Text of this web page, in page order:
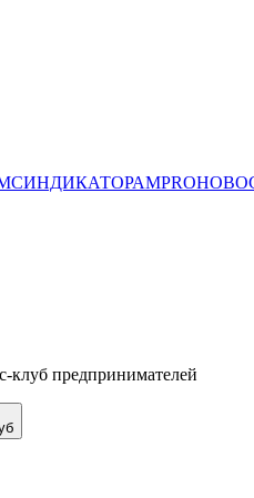
СИНДИКАТОРАМPRO
клуб предпринимателей